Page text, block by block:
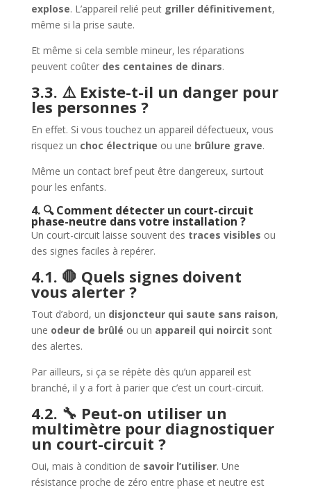
explose. L’appareil relié peut griller définitivement,
même si la prise saute.
Et même si cela semble mineur, les réparations
peuvent coûter des centaines de dinars.
3.3. ⚠️ Existe-t-il un danger pour
les personnes ?
En effet. Si vous touchez un appareil défectueux, vous
risquez un choc électrique ou une brûlure grave.
Même un contact bref peut être dangereux, surtout
pour les enfants.
4. 🔍 Comment détecter un court-circuit
phase-neutre dans votre installation ?
Un court-circuit laisse souvent des traces visibles ou
des signes faciles à repérer.
4.1. 🛑 Quels signes doivent
vous alerter ?
Tout d’abord, un disjoncteur qui saute sans raison,
une odeur de brûlé ou un appareil qui noircit sont
des alertes.
Par ailleurs, si ça se répète dès qu’un appareil est
branché, il y a fort à parier que c’est un court-circuit.
4.2. 🔧 Peut-on utiliser un
multimètre pour diagnostiquer
un court-circuit ?
Oui, mais à condition de savoir l’utiliser. Une
résistance proche de zéro entre phase et neutre est